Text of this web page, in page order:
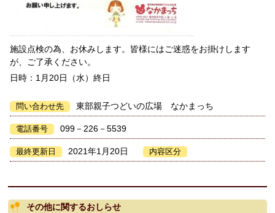
施設点検の為、お休みします。皆様にはご迷惑をお掛けします
が、ご了承ください。
日時：1月20日（水）終日
問い合わせ先 東部親子つどいの広場 なかまっち
電話番号 099－226－5539
最終更新日 2021年1月20日 内容区分
その他に関するおしらせ